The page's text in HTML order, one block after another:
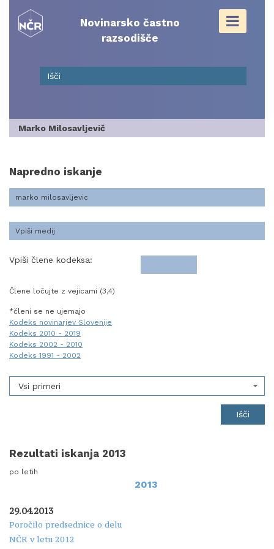
content
Novinarsko častno
razsodišče
Marko Milosavljevič
Napredno iskanje
Vpiši člene kodeksa:
Člene ločujte z vejicami (3,4)
*členi se ne ujemajo
Kodeks novinarjev Slovenije
Kodeks 2010 - 2019
Kodeks 2002 - 2010
Kodeks 1991 - 2002
Vsi primeri
Rezultati iskanja 2013
po letih
2013
29.04.2013
Poročilo predsednice o delu
NČR v letu 2012